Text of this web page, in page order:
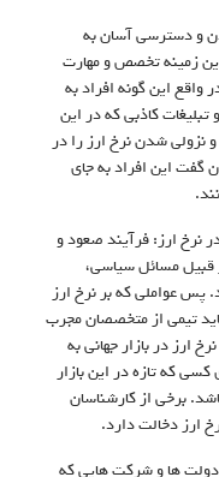
و دسترسی آسان به
زمینه تخصص و مهارت
واقع این گونه افراد به
کاذبی که در این
نزولی شدن نرخ ارز را در
گفت این افراد به جای
نرخ ارز: فرآیند صعود و
قبیل مسائل سیاسی،
پس عواملی که بر نرخ ارز
تیمی از متخصصان مجرب
ارز در بازار جهانی به
که تازه در این بازار
برخی از کارشناسان
دولت ها و شرکت هایی که